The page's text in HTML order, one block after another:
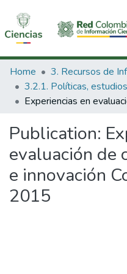
Communities & Collections
All of DSpace
Home
Publication:
evaluación de
e innovación
2015